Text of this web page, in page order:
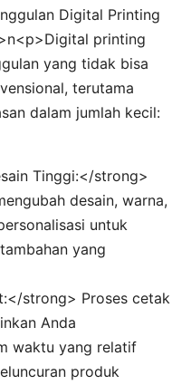
Digital Printing
printing
yang tidak bisa
terutama
dalam jumlah kecil:
Tinggi:</strong>
desain, warna,
untuk
yang
strong> Proses cetak
Anda
waktu yang relatif
produk